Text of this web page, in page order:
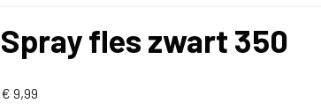
Spray fles zwart 350
€ 9,99